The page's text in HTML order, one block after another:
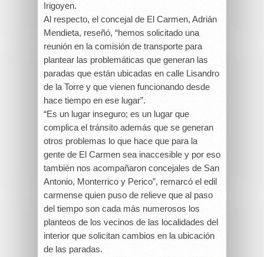
Irigoyen.
Al respecto, el concejal de El Carmen, Adrián
Mendieta, reseñó, “hemos solicitado una
reunión en la comisión de transporte para
plantear las problemáticas que generan las
paradas que están ubicadas en calle Lisandro
de la Torre y que vienen funcionando desde
hace tiempo en ese lugar”.
“Es un lugar inseguro; es un lugar que
complica el tránsito además que se generan
otros problemas lo que hace que para la
gente de El Carmen sea inaccesible y por eso
también nos acompañaron concejales de San
Antonio, Monterrico y Perico”, remarcó el edil
carmense quien puso de relieve que al paso
del tiempo son cada más numerosos los
planteos de los vecinos de las localidades del
interior que solicitan cambios en la ubicación
de las paradas.